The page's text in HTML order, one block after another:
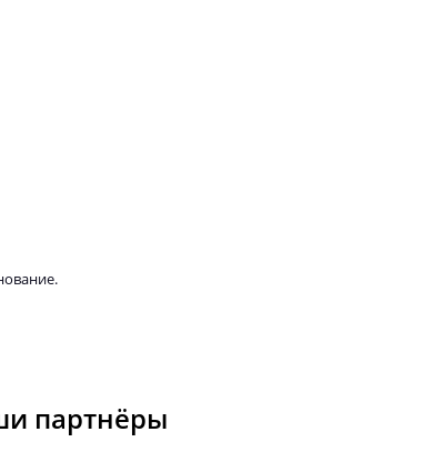
партнёры